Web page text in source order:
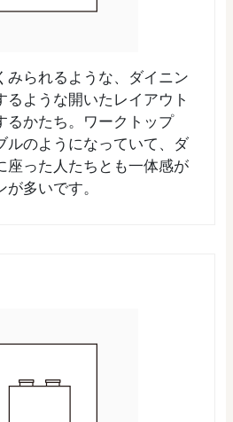
みられるような、ダイニン
るような開いたレイアウト
るかたち。ワークトップ
ルのようになっていて、ダ
座った人たちとも一体感が
多いです。